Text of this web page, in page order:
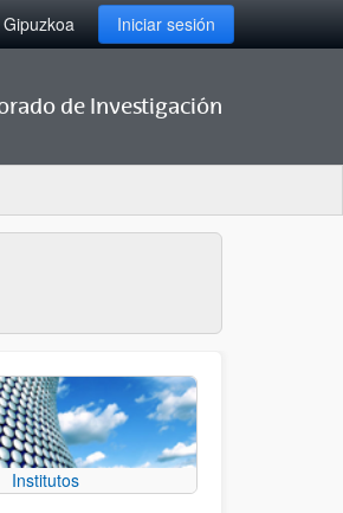
Iniciar sesión
de Investigación
Institutos